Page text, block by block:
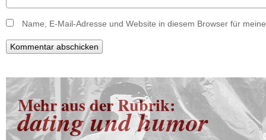
Name, E-Mail-Adresse und Website in diesem Browser für
Mehr aus der Rubrik:
dating und humor